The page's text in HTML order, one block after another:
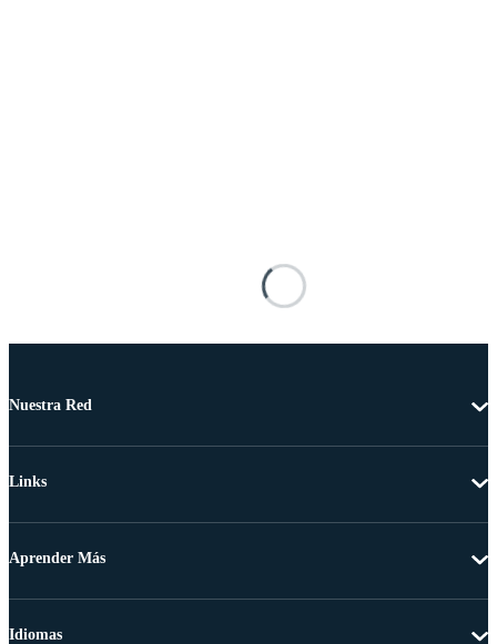
Nuestra Red
Links
Aprender Más
Idiomas